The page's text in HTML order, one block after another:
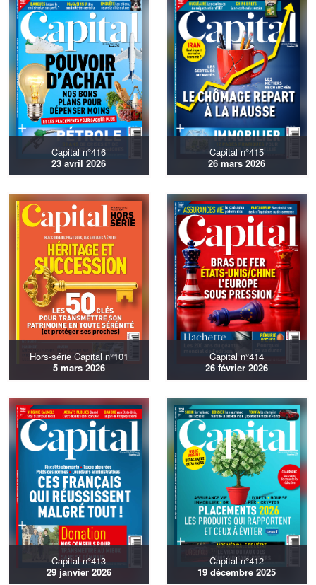
Capital n°416
23 avril 2026
Capital n°415
26 mars 2026
Hors-série Capital n°101
5 mars 2026
Capital n°414
26 février 2026
Capital n°413
29 janvier 2026
Capital n°412
19 décembre 2025